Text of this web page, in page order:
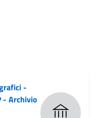
-
- Archivio